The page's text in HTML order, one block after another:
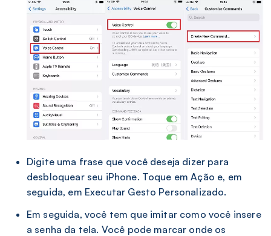
Digite uma frase que você deseja dizer para
desbloquear seu iPhone. Toque em Ação e, em
seguida, em Executar Gesto Personalizado.
Em seguida, você tem que imitar como você insere
a senha da tela. Você pode marcar onde os